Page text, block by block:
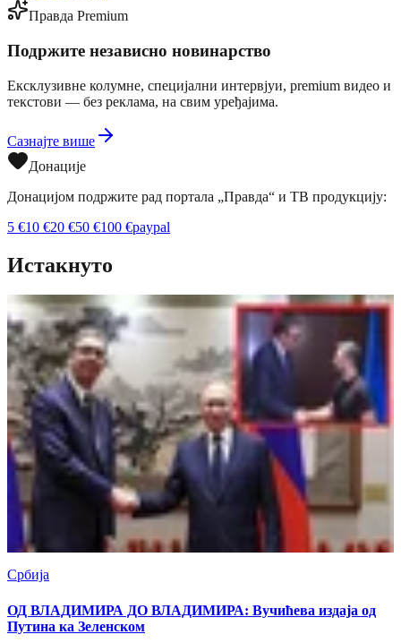
Правда Premium
Подржите независно новинарство
Ексклузивне колумне, специјални интервјуи, premium видео и
текстови — без реклама, на свим уређајима.
Сазнајте више
Донације
Донацијом подржите рад портала „Правда“ и ТВ продукцију:
5 €10 €20 €50 €100 €paypal
Истакнуто
Србија
ОД ВЛАДИМИРА ДО ВЛАДИМИРА: Вучићева издаја од
Путина ка Зеленском